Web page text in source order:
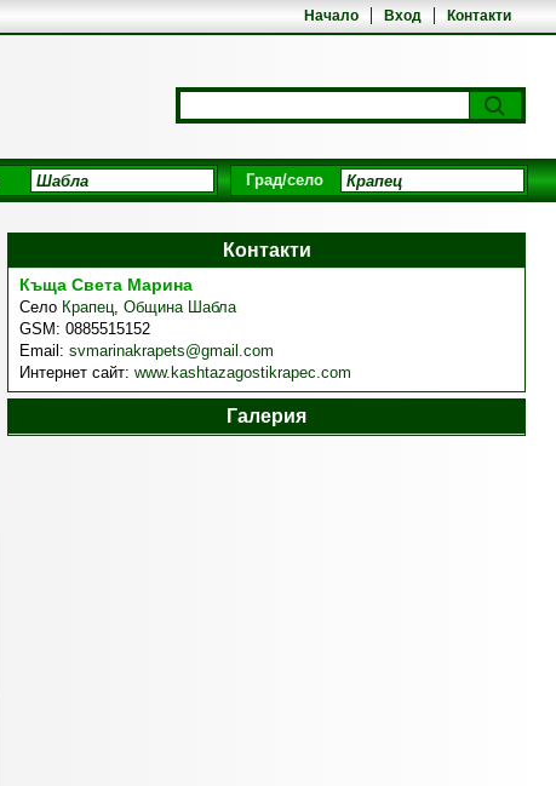
Начало Вход Контакти
Град/село
Контакти
Къща Света Марина
Село Крапец, Община Шабла
GSM: 0885515152
Email: svmarinakrapets@gmail.com
Интернет сайт: www.kashtazagostikrapec.com
Галерия